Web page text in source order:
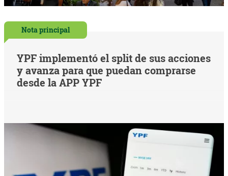
Nota principal
YPF implementó el split de sus acciones
y avanza para que puedan comprarse
desde la APP YPF